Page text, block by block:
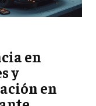
FINANCIEROS
FINANCIEROS
en
y
en